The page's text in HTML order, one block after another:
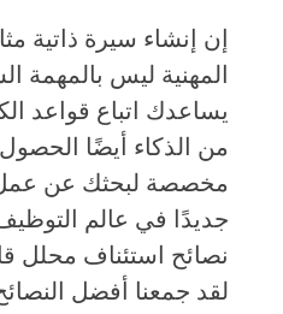
إن إنشاء سيرة ذاتية
المهنية ليس بالمهمة
يساعدك اتباع قواعد
من الذكاء أيضًا
مخصصة لبحثك عن
جديدًا في عالم
نصائح استئناف محلل
لقد جمعنا أفضل